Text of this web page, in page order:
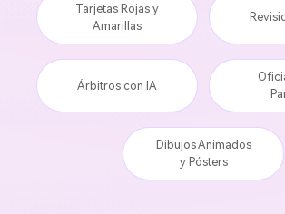
Tarjetas Rojas y
Amarillas
Árbitros con IA
Dibujos Animados
y Pósters